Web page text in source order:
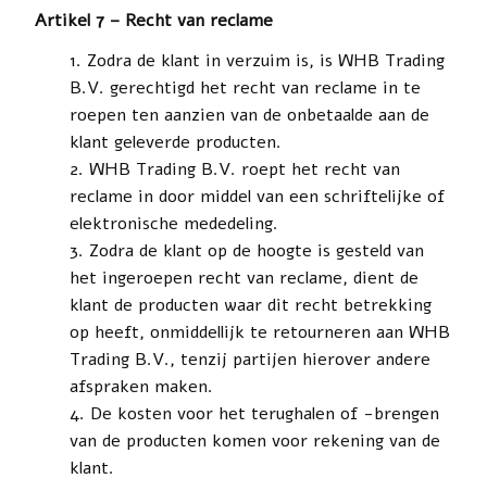
Artikel 7 – Recht van reclame
Zodra de klant in verzuim is, is WHB Trading
B.V. gerechtigd het recht van reclame in te
roepen ten aanzien van de onbetaalde aan de
klant geleverde producten.
WHB Trading B.V. roept het recht van
reclame in door middel van een schriftelijke of
elektronische mededeling.
Zodra de klant op de hoogte is gesteld van
het ingeroepen recht van reclame, dient de
klant de producten waar dit recht betrekking
op heeft, onmiddellijk te retourneren aan WHB
Trading B.V., tenzij partijen hierover andere
afspraken maken.
De kosten voor het terughalen of -brengen
van de producten komen voor rekening van de
klant.